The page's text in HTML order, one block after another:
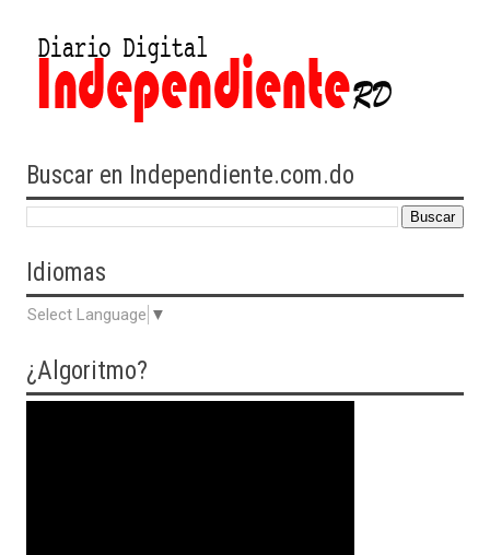
Buscar en Independiente.com.do
Idiomas
Select Language ▼
¿Algoritmo?